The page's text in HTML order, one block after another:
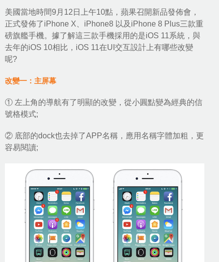
美國當地時間9月12日上午10點，蘋果召開新品發佈會，
正式發佈了iPhone X、iPhone8 以及iPhone 8 Plus三款重
磅旗艦手機。據了解這三款手機採用的是iOS 11系統，與
去年的iOS 10相比，iOS 11在UI交互設計上有哪些改變
呢?
改變一：主屏幕
① 左上角的導航有了明顯的改變，從小圓點變為經典的信
號格模式;
② 底部的dock也去掉了APP名稱，應用名稱字體加粗，更
容易閱讀;